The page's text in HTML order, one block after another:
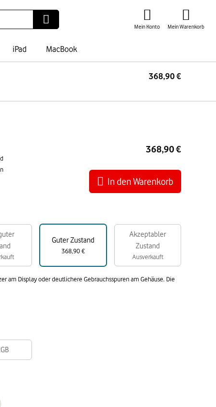
Mein Konto Mein Warenkorb
iPad MacBook
368,90 €
368,90 €
In den Warenkorb
Guter Zustand
368,90 €
Akzeptabler
Zustand
Ausverkauft
am Display oder deutlichere Gebrauchsspuren am Gehäuse. Die